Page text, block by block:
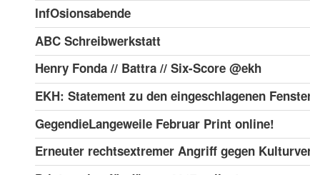
InfOsionsabende
ABC Schreibwerkstatt
Henry Fonda // Battra // Six-Score @ekh
EKH: Statement zu den eingeschlagenen
GegendieLangeweile Februar Print online!
Erneuter rechtsextremer Angriff gegen